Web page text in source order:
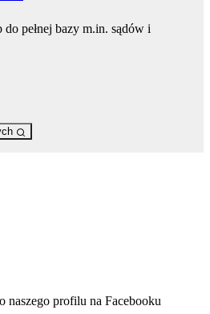
pełnej bazy m.in. sądów i
się w nowej karcie
naszego profilu na Facebooku